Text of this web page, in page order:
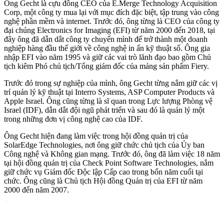
Ông Gecht là cựu đồng CEO của E.Merge Technology Acquisition
Corp, một công ty mua lại với mục đích đặc biệt, tập trung vào công
nghệ phần mềm và internet. Trước đó, ông từng là CEO của công ty
đại chúng Electronics for Imaging (EFI) từ năm 2000 đến 2018, tại
đây ông đã dẫn dắt công ty chuyển mình để trở thành một doanh
nghiệp hàng đầu thế giới về công nghệ in ấn kỹ thuật số. Ông gia
nhập EFI vào năm 1995 và giữ các vai trò lãnh đạo bao gồm Chủ
tịch kiêm Phó chủ tịch/Tổng giám đốc của mảng sản phẩm Fiery.
Trước đó trong sự nghiệp của mình, ông Gecht từng nắm giữ các vị
trí quản lý kỹ thuật tại Interro Systems, ASP Computer Products và
Apple Israel. Ông cũng từng là sĩ quan trong Lực lượng Phòng vệ
Israel (IDF), dẫn dắt đội ngũ phát triển và sau đó là quản lý một
trong những đơn vị công nghệ cao của IDF.
Ông Gecht hiện đang làm việc trong hội đồng quản trị của
SolarEdge Technologies, nơi ông giữ chức chủ tịch của Ủy ban
Công nghệ và Không gian mạng. Trước đó, ông đã làm việc 18 năm
tại hội đồng quản trị của Check Point Software Technologies, nắm
giữ chức vụ Giám đốc Độc lập Cấp cao trong bốn năm cuối tại
chức. Ông cũng là Chủ tịch Hội đồng Quản trị của EFI từ năm
2000 đến năm 2007.